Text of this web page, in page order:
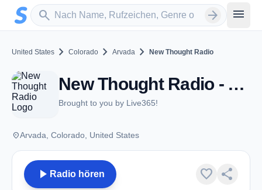
Zum Hauptinhalt springen
search
Sender suchen arrow_forward menu
United States chevron_right Colorado chevron_right Arvada chevron_right New Thought Radio
New Thought Radio - Arvada, CO
Brought to you by Live365!
placeArvada, Colorado, United States
play_arrow Radio hören favorite share